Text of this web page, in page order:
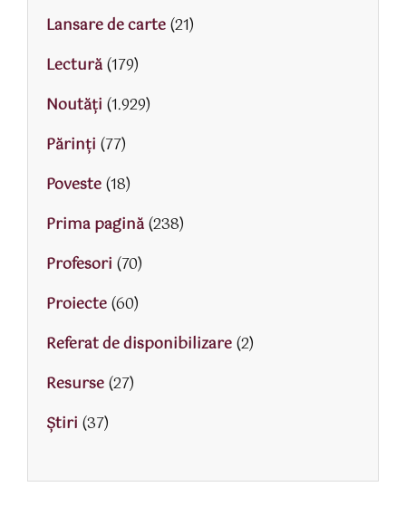
Lansare de carte(21)
Lectură(179)
Noutăți (1.929)
Părinţi (77)
Poveste(18)
Prima pagină(238)
Profesori (70)
Proiecte(60)
Referat de disponibilizare(2)
Resurse(27)
Știri (37)